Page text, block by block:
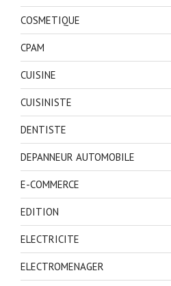
COSMETIQUE
CPAM
CUISINE
CUISINISTE
DENTISTE
DEPANNEUR AUTOMOBILE
E-COMMERCE
EDITION
ELECTRICITE
ELECTROMENAGER